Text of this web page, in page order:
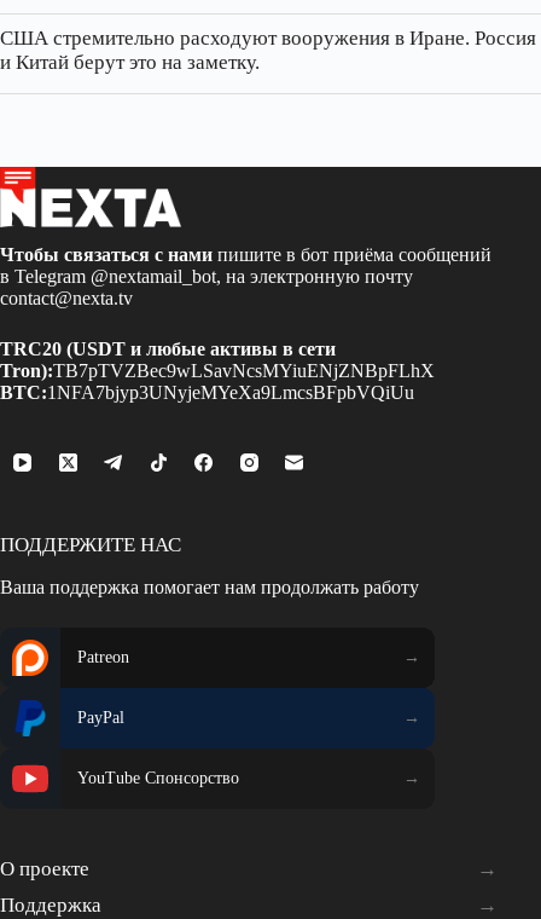
США стремительно расходуют вооружения в Иране. Россия
и Китай берут это на заметку.
Чтобы связаться с нами пишите в бот приёма сообщений
в Telegram @nextamail_bot, на электронную почту
contact@nexta.tv
TRC20 (USDT и любые активы в сети
Tron):TB7pTVZBec9wLSavNcsMYiuENjZNBpFLhX
BTC:1NFA7bjyp3UNyjeMYeXa9LmcsBFpbVQiUu
ПОДДЕРЖИТЕ НАС
Ваша поддержка помогает нам продолжать работу
Patreon
PayPal
YouTube Спонсорство
О проекте
Поддержка